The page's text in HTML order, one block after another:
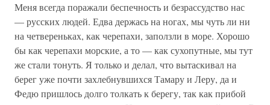
Меня всегда поражали беспечность и безрассудство нас
— русских людей. Едва держась на ногах, мы чуть ли ни
на четвереньках, как черепахи, заползли в море. Хорошо
бы как черепахи морские, а то — как сухопутные, мы тут
же стали тонуть. Я только и делал, что вытаскивал на
берег уже почти захлебнувшихся Тамару и Леру, да и
Федю пришлось долго толкать к берегу, так как прибой